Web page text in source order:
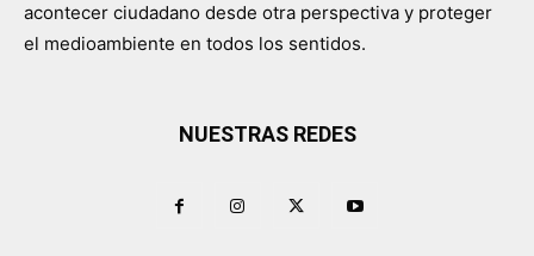
acontecer ciudadano desde otra perspectiva y proteger
el medioambiente en todos los sentidos.
NUESTRAS REDES